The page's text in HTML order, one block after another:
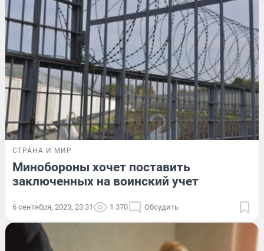
СТРАНА И МИР
Минобороны хочет поставить
заключенных на воинский учет
6 сентября, 2023, 23:31 1 370 Обсудить